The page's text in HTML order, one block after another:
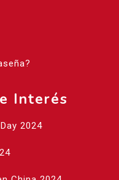
Interés
2024